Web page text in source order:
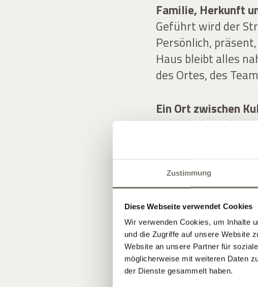
Zustimmung
Diese Webseite verwendet Cookies
Wir verwenden Cookies, um Inhalte
und die Zugriffe auf unsere Website
Website an unsere Partner für
möglicherweise mit weiteren Daten
der Dienste gesammelt haben.
Familie, Herkunft
Geführt wird der
Persönlich,
Haus bleibt alles
des Ortes, des
Ein Ort zwischen
Historische
Ergebnis: ein
Inszenierung.
UNSERE